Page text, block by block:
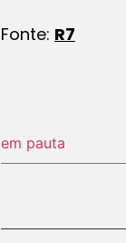
Fonte: R7
em pauta